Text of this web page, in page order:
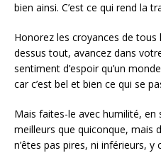
bien ainsi. C’est ce qui rend la
Honorez les croyances de
dessus tout, avancez dans
sentiment d’espoir qu’un
car c’est bel et bien ce qui se
Mais faites-le avec humilité, en
meilleurs que quiconque, mais
n’êtes pas pires, ni inférieurs,